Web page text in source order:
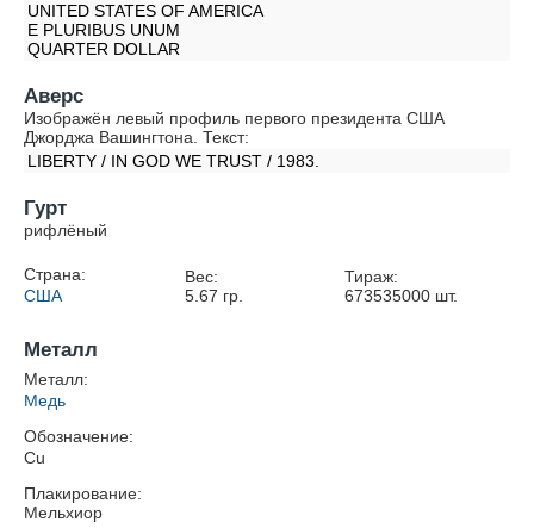
UNITED STATES OF AMERICA
E PLURIBUS UNUM
QUARTER DOLLAR
Аверс
Изображён левый профиль первого президента США
Джорджа Вашингтона. Текст:
LIBERTY / IN GOD WE TRUST / 1983.
Гурт
рифлёный
Страна:
США
Вес:
5.67 гр.
Тираж:
673535000 шт.
Металл
Металл:
Медь
Обозначение:
Cu
Плакирование:
Мельхиор